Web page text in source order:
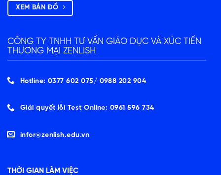
XEM BẢN ĐỒ
CÔNG TY TNHH TƯ VẤN GIÁO DỤC VÀ XÚC TIẾN
THƯƠNG MẠI ZENLISH
Hotline: 0377 602 075/ ‭0988 202 904‬
Giải quyết lỗi Test Online: 0961 596 734
infor@zenlish.edu.vn
THỜI GIAN LÀM VIỆC